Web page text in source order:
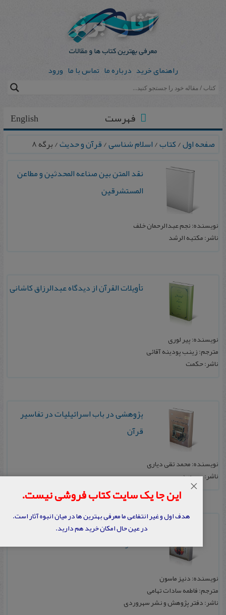
راهنمای خرید درباره ما تماس با ما ورود
English فهرست
صفحه اول/کتاب/اسلام شناسی/قرآن و حدیث/ برگه 8
نقد المتن بین صناعه المحدثین و مطاعن
المستشرقین
نویسنده: نجم عبدالرحمان خلف
ناشر: مکتبه الرشد
ت‍أوی‍لات‌ ال‍ق‍رآن‌ از دی‍دگ‍اه‌ ع‍ب‍دال‍رزاق‌ ک‍اش‍انی‌
نویسنده: پیر ل‍وری
مترجم: زی‍ن‍ب‌ پ‍ودی‍ن‍ه ‌آق‍ائی
ناشر: ح‍ک‍م‍ت‌
پژوهشی در باب اسرائیلیات در تفاسیر
قرآن
نویسنده: محمد تقی دیاری
ناشر: سهروردی
قرآن و کتاب مقدس: درون مایه های
مشترک
نویسنده: دنیز ماسون
مترجم: فاطمه سادات تهامی
ناشر: دفتر پژوهش و نشر سهروردی
این جا یک سایت کتاب فروشی نیست.
هدف اول و غیر انتفاعی ما معرفی بهترین ها در میان انبوه آثار است.
در عین حال امکان خرید هم دارید.
×